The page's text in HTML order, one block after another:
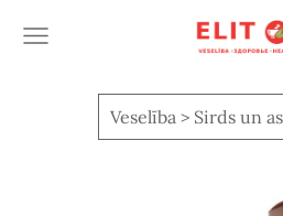
Veselība > Sirds un